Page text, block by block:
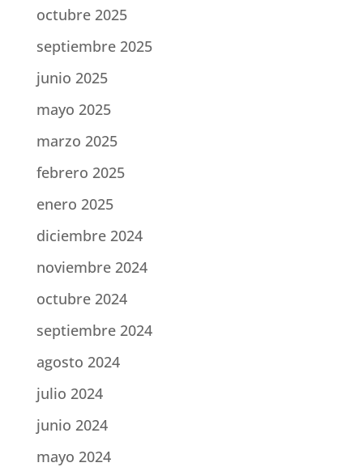
octubre 2025
septiembre 2025
junio 2025
mayo 2025
marzo 2025
febrero 2025
enero 2025
diciembre 2024
noviembre 2024
octubre 2024
septiembre 2024
agosto 2024
julio 2024
junio 2024
mayo 2024